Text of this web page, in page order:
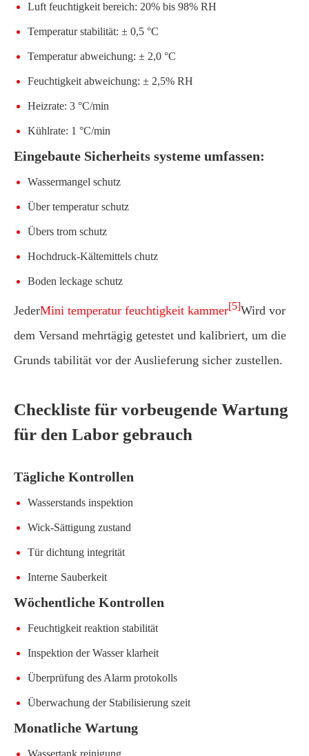
Luft feuchtigkeit bereich: 20% bis 98% RH
Temperatur stabilität: ± 0,5 °C
Temperatur abweichung: ± 2,0 °C
Feuchtigkeit abweichung: ± 2,5% RH
Heizrate: 3 °C/min
Kühlrate: 1 °C/min
Eingebaute Sicherheits systeme umfassen:
Wassermangel schutz
Über temperatur schutz
Übers trom schutz
Hochdruck-Kältemittels chutz
Boden leckage schutz
JederMini temperatur feuchtigkeit kammer[5]Wird vor
dem Versand mehrtägig getestet und kalibriert, um die
Grunds tabilität vor der Auslieferung sicher zustellen.
Checkliste für vorbeugende Wartung
für den Labor gebrauch
Tägliche Kontrollen
Wasserstands inspektion
Wick-Sättigung zustand
Tür dichtung integrität
Interne Sauberkeit
Wöchentliche Kontrollen
Feuchtigkeit reaktion stabilität
Inspektion der Wasser klarheit
Überprüfung des Alarm protokolls
Überwachung der Stabilisierung szeit
Monatliche Wartung